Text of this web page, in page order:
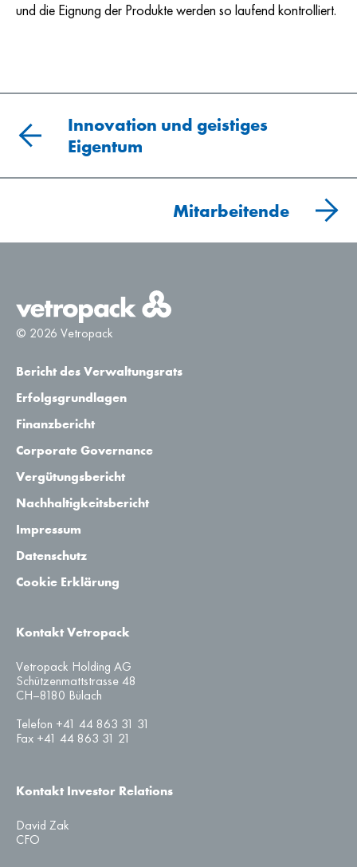
und die Eignung der Produkte werden so laufend kontrolliert.
Innovation und geistiges
Eigentum
Mitarbeitende
© 2026 Vetropack
Bericht des Verwaltungsrats
Erfolgsgrundlagen
Finanzbericht
Corporate Governance
Vergütungsbericht
Nachhaltigkeitsbericht
Impressum
Datenschutz
Cookie Erklärung
Kontakt Vetropack
Vetropack Holding AG
Schützenmattstrasse 48
CH–8180 Bülach
Telefon +41 44 863 31 31
Fax +41 44 863 31 21
Kontakt Investor Relations
David Zak
CFO